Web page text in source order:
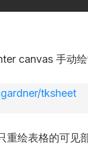
canvas 手动
tksheet
重绘表格的可见